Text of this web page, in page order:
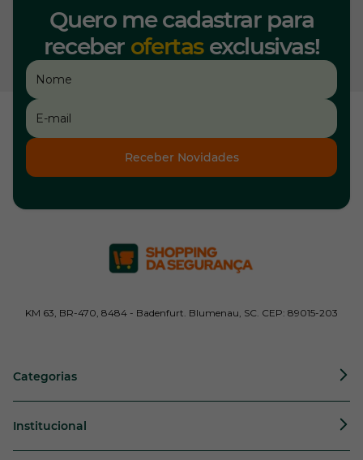
Quero me cadastrar para
receber ofertasexclusivas!
Receber Novidades
KM 63, BR-470, 8484 - Badenfurt. Blumenau, SC. CEP: 89015-203
Categorias
Institucional